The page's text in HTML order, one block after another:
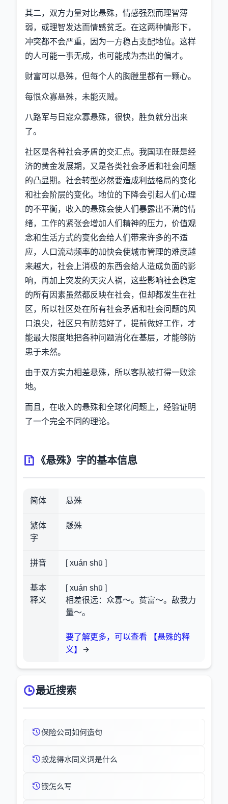
其二，双方力量对比悬殊，情感强烈而理智薄
弱，或理智发达而情感贫乏。在这两种情形下，
冲突都不会严重，因为一方稳占支配地位。这样
的人可能一事无成，也可能成为杰出的偏才。
财富可以悬殊，但每个人的胸膛里都有一颗心。
每恨众寡悬殊，未能灭贼。
八路军与日寇众寡悬殊，很快，胜负就分出来
了。
社区是各种社会矛盾的交汇点。我国现在既是经
济的黄金发展期，又是各类社会矛盾和社会问题
的凸显期。社会转型必然要造成利益格局的变化
和社会阶层的变化。地位的下降会引起人们心理
的不平衡，收入的悬殊会使人们暴露出不满的情
绪，工作的紧张会增加人们精神的压力，价值观
念和生活方式的变化会给人们带来许多的不适
应，人口流动频率的加快会使城市管理的难度越
来越大，社会上消极的东西会给人造成负面的影
响，再加上突发的天灾人祸，这些影响社会稳定
的所有因素虽然都反映在社会，但却都发生在社
区，所以社区处在所有社会矛盾和社会问题的风
口浪尖，社区只有防范好了，提前做好工作，才
能最大限度地把各种问题消化在基层，才能够防
患于未然。
由于双方实力相差悬殊，所以客队被打得一败涂
地。
而且，在收入的悬殊和全球化问题上，经验证明
了一个完全不同的理论。
《悬殊》字的基本信息
简体 悬殊
繁体
字
懸殊
拼音 [ xuán shū ]
基本
释义
[ xuán shū ]
相差很远：众寡～。贫富～。敌我力
量～。
要了解更多，可以查看 【悬殊的释
义】
最近搜索
保险公司如何造句
蛟龙得水同义词是什么
锲怎么写